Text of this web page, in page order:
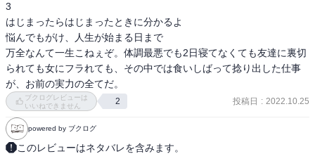
3
はじまったらはじまったときに分かるよ
悩んでもがけ、人生が始まる日まで
万全なんて一生こねぇぞ。体調最悪でも2日寝てなくても友達に裏切
られても女にフラれても、その中では食いしばって捻り出した仕事
が、お前の実力の全てだ。
ブクログレビューは
いいねできません
2 投稿日 : 2022.10.25
powered by ブクログ
このレビューはネタバレを含みます。